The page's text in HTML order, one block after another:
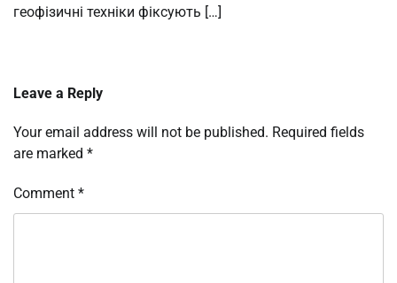
геофізичні техніки фіксують […]
Leave a Reply
Your email address will not be published. Required fields
are marked *
Comment *